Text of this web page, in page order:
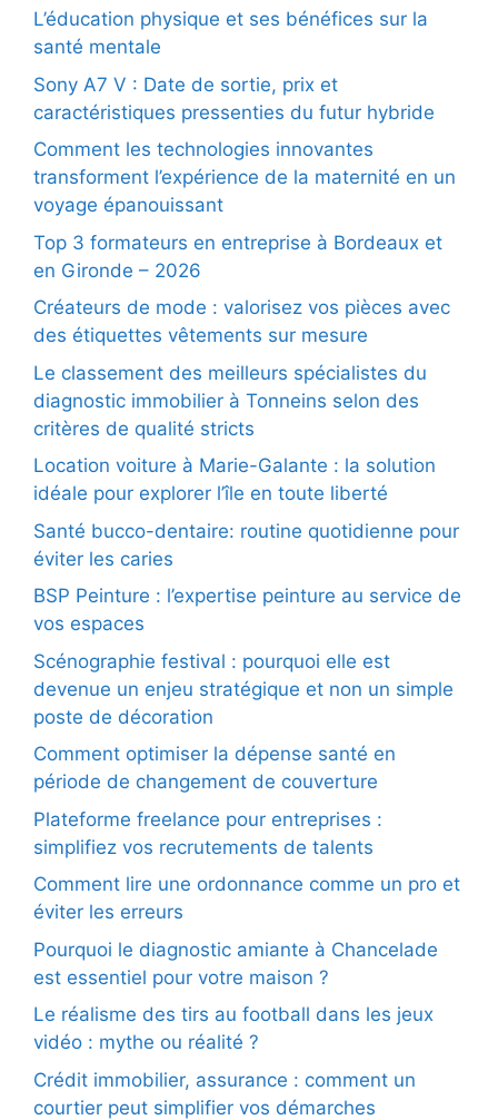
L’éducation physique et ses bénéfices sur la
santé mentale
Sony A7 V : Date de sortie, prix et
caractéristiques pressenties du futur hybride
Comment les technologies innovantes
transforment l’expérience de la maternité en un
voyage épanouissant
Top 3 formateurs en entreprise à Bordeaux et
en Gironde – 2026
Créateurs de mode : valorisez vos pièces avec
des étiquettes vêtements sur mesure
Le classement des meilleurs spécialistes du
diagnostic immobilier à Tonneins selon des
critères de qualité stricts
Location voiture à Marie-Galante : la solution
idéale pour explorer l’île en toute liberté
Santé bucco-dentaire: routine quotidienne pour
éviter les caries
BSP Peinture : l’expertise peinture au service de
vos espaces
Scénographie festival : pourquoi elle est
devenue un enjeu stratégique et non un simple
poste de décoration
Comment optimiser la dépense santé en
période de changement de couverture
Plateforme freelance pour entreprises :
simplifiez vos recrutements de talents
Comment lire une ordonnance comme un pro et
éviter les erreurs
Pourquoi le diagnostic amiante à Chancelade
est essentiel pour votre maison ?
Le réalisme des tirs au football dans les jeux
vidéo : mythe ou réalité ?
Crédit immobilier, assurance : comment un
courtier peut simplifier vos démarches